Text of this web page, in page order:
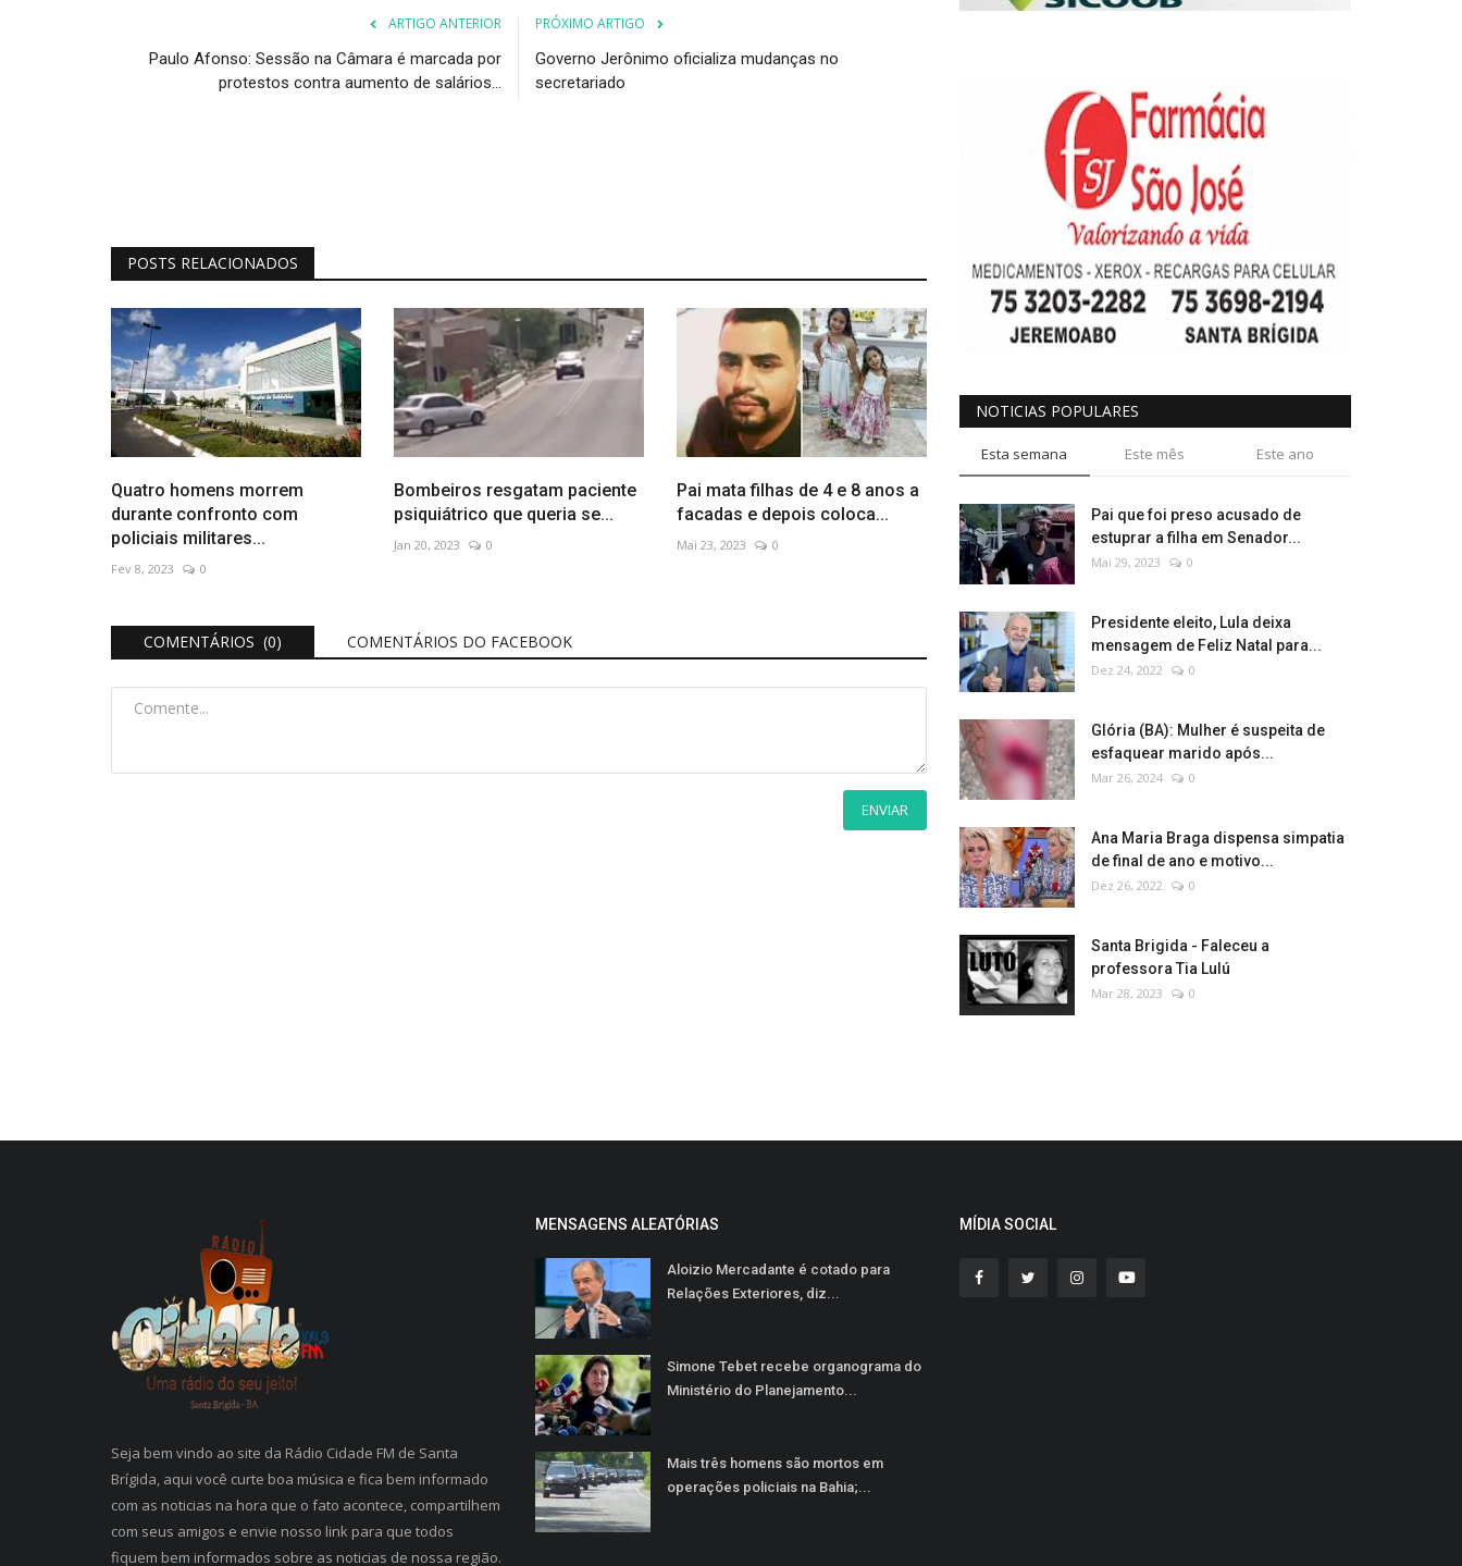
ARTIGO ANTERIOR
Paulo Afonso: Sessão na Câmara é marcada por
protestos contra aumento de salários...
PRÓXIMO ARTIGO
Governo Jerônimo oficializa mudanças no
secretariado
POSTS RELACIONADOS
Quatro homens morrem
durante confronto com
policiais militares...
Fev 8, 2023 0
Bombeiros resgatam paciente
psiquiátrico que queria se...
Jan 20, 2023 0
Pai mata filhas de 4 e 8 anos a
facadas e depois coloca...
Mai 23, 2023 0
COMENTÁRIOS (0) COMENTÁRIOS DO FACEBOOK
ENVIAR
NOTICIAS POPULARES
Esta semana Este mês Este ano
Pai que foi preso acusado de
estuprar a filha em Senador...
Mai 29, 2023 0
Presidente eleito, Lula deixa
mensagem de Feliz Natal para...
Dez 24, 2022 0
Glória (BA): Mulher é suspeita de
esfaquear marido após...
Mar 26, 2024 0
Ana Maria Braga dispensa simpatia
de final de ano e motivo...
Dez 26, 2022 0
Santa Brigida - Faleceu a
professora Tia Lulú
Mar 28, 2023 0
Seja bem vindo ao site da Rádio Cidade FM de Santa
Brígida, aqui você curte boa música e fica bem informado
com as noticias na hora que o fato acontece, compartilhem
com seus amigos e envie nosso link para que todos
fiquem bem informados sobre as noticias de nossa região.
MENSAGENS ALEATÓRIAS
Aloizio Mercadante é cotado para
Relações Exteriores, diz...
Simone Tebet recebe organograma do
Ministério do Planejamento...
Mais três homens são mortos em
operações policiais na Bahia;...
MÍDIA SOCIAL